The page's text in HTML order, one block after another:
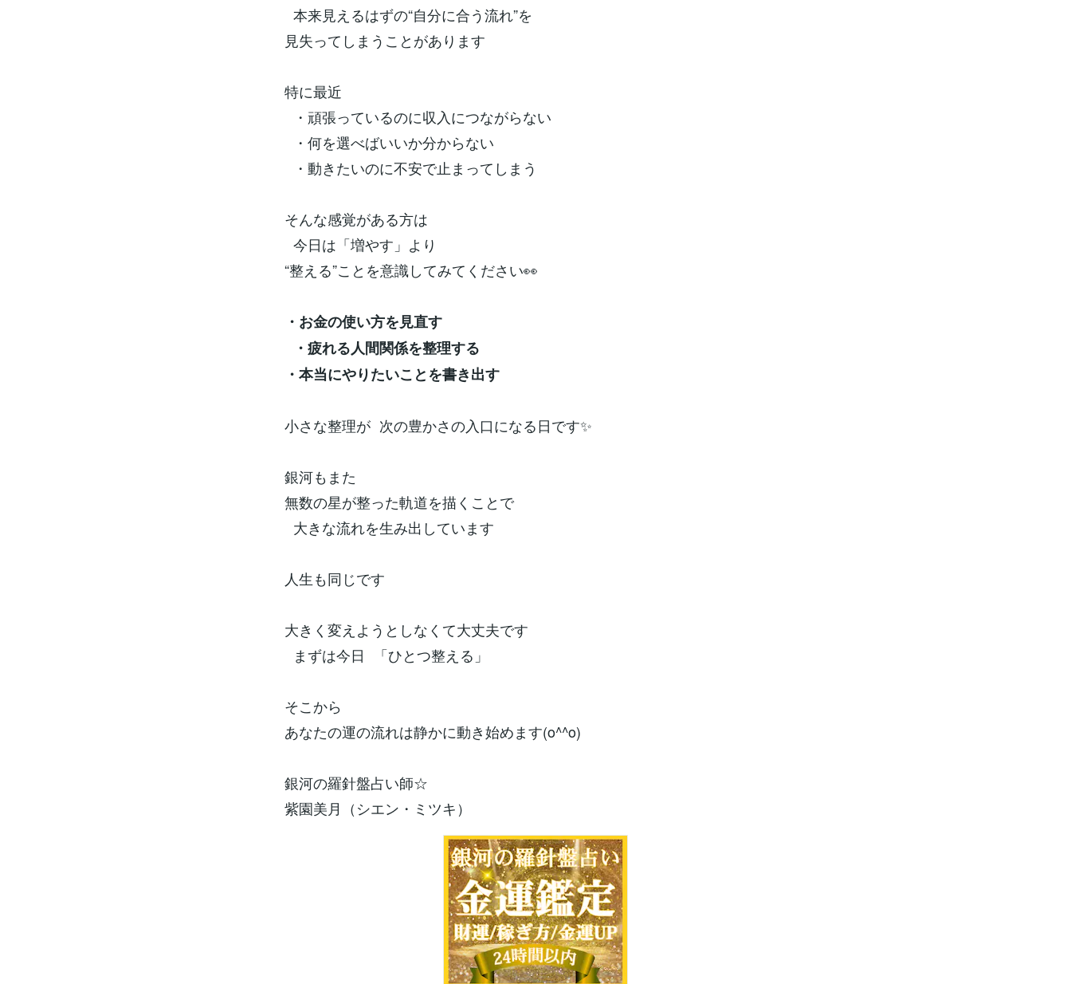
本来見えるはずの“自分に合う流れ”を
見失ってしまうことがあります
特に最近
・頑張っているのに収入につながらない
・何を選べばいいか分からない
・動きたいのに不安で止まってしまう
そんな感覚がある方は
今日は「増やす」より
“整える”ことを意識してみてください👀
・お金の使い方を見直す
・疲れる人間関係を整理する
・本当にやりたいことを書き出す
小さな整理が 次の豊かさの入口になる日です✨
銀河もまた
無数の星が整った軌道を描くことで
大きな流れを生み出しています
人生も同じです
大きく変えようとしなくて大丈夫です
まずは今日 「ひとつ整える」
そこから
あなたの運の流れは静かに動き始めます(o^^o)
銀河の羅針盤占い師☆
紫園美月（シエン・ミツキ）